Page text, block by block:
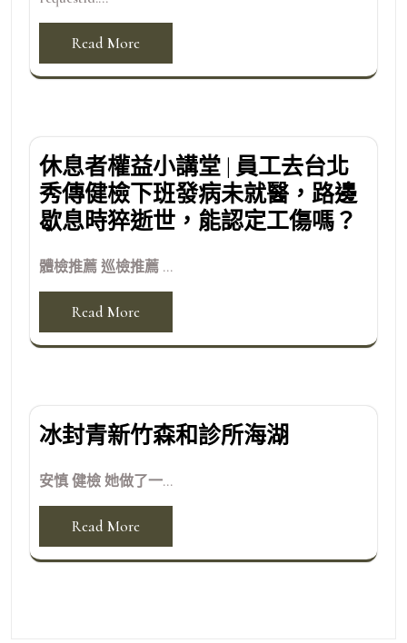
Read More
休息者權益小講堂 | 員工去台北
秀傳健檢下班發病未就醫，路邊
歇息時猝逝世，能認定工傷嗎？
體檢推薦 巡檢推薦 ...
Read More
冰封青新竹森和診所海湖
安慎 健檢 她做了一...
Read More